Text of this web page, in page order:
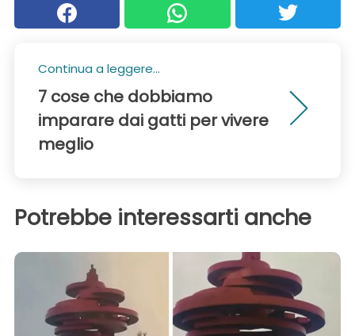
Continua a leggere...
7 cose che dobbiamo
imparare dai gatti per vivere
meglio
Potrebbe interessarti anche